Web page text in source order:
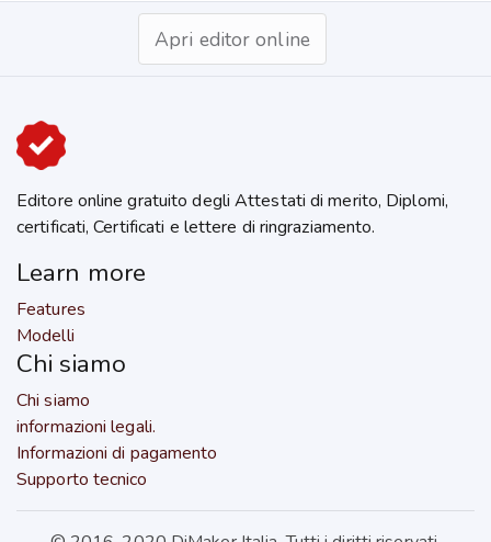
Apri editor online
Editore online gratuito degli Attestati di merito, Diplomi,
certificati, Certificati e lettere di ringraziamento.
Learn more
Features
Modelli
Chi siamo
Chi siamo
informazioni legali.
Informazioni di pagamento
Supporto tecnico